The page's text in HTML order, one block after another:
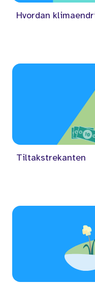
Hvordan
Tiltakstrekanten